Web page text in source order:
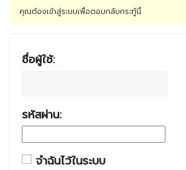
คุณต้องเข้าสู่ระบบเพื่อตอบกลับกระทู้นี้
ชื่อผู้ใช้:
รหัสผ่าน:
จำฉันไว้ในระบบ